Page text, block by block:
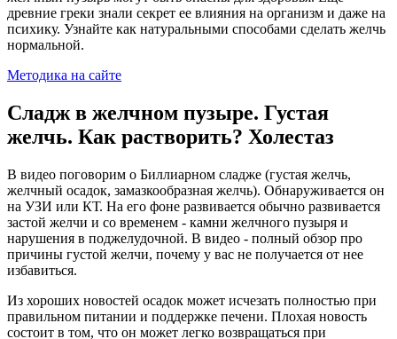
древние греки знали секрет ее влияния на организм и даже на
психику. Узнайте как натуральными способами сделать желчь
нормальной.
Методика на сайте
Сладж в желчном пузыре. Густая
желчь. Как растворить? Холестаз
В видео поговорим о Биллиарном сладже (густая желчь,
желчный осадок, замазкообразная желчь). Обнаруживается он
на УЗИ или КТ. На его фоне развивается обычно развивается
застой желчи и со временем - камни желчного пузыря и
нарушения в поджелудочной. В видео - полный обзор про
причины густой желчи, почему у вас не получается от нее
избавиться.
Из хороших новостей осадок может исчезать полностью при
правильном питании и поддержке печени. Плохая новость
состоит в том, что он может легко возвращаться при